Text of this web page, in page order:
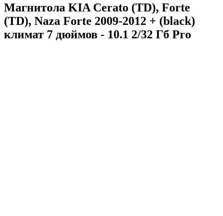
Магнитола KIA Cerato (TD), Forte
(TD), Naza Forte 2009-2012 + (black)
климат 7 дюймов - 10.1 2/32 Гб Pro